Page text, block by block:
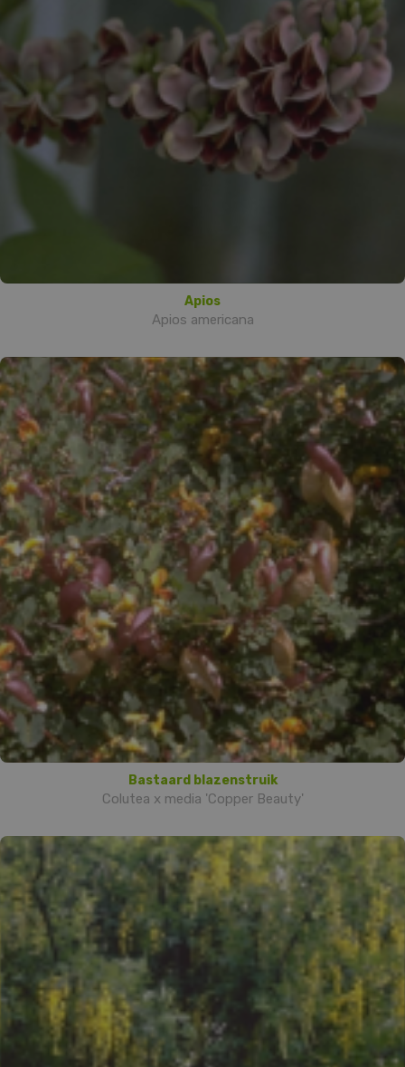
Apios
Apios americana
Bastaard blazenstruik
Colutea x media 'Copper Beauty'